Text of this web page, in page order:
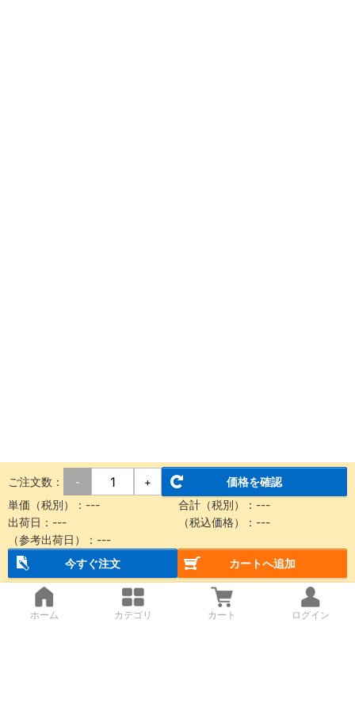
ご注文数： - +
価格を確認
単価（税別）： --- 合計（税別）： ---
出荷日： --- （税込価格）： ---
（参考出荷日）： ---
今すぐ注文
カートへ追加
ホーム カテゴリ カート ログイン